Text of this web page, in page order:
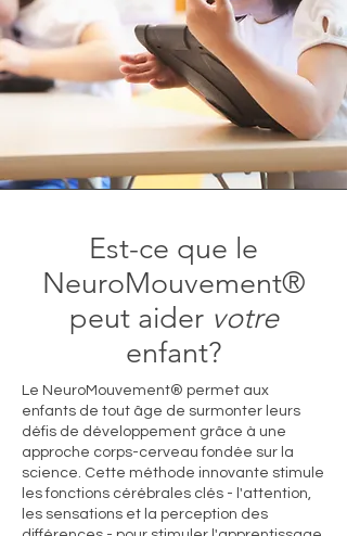
Est-ce que le
NeuroMouvement®
peut aider votre
enfant?
Le NeuroMouvement® permet aux
enfants de tout âge de surmonter leurs
défis de développement grâce à une
approche corps-cerveau fondée sur la
science. Cette méthode innovante stimule
les fonctions cérébrales clés - l'attention,
les sensations et la perception des